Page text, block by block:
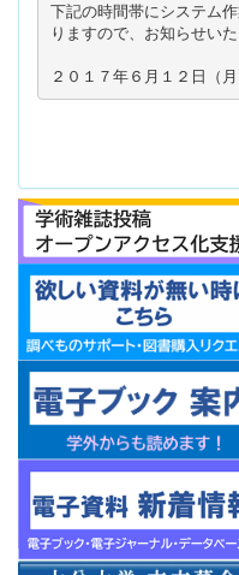
下記の時間帯にシステム
りますので、お知らせい
２０１７年６月１２日（